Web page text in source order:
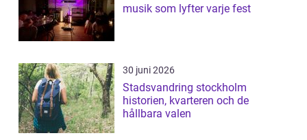
musik som lyfter varje fest
30 juni 2026
Stadsvandring stockholm
historien, kvarteren och de
hållbara valen